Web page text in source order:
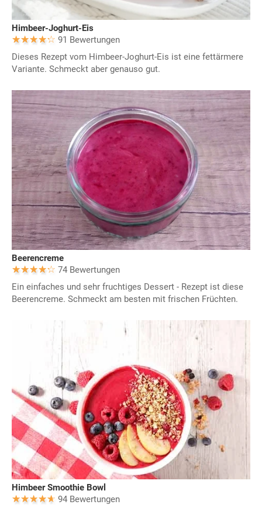
Himbeer-Joghurt-Eis
91 Bewertungen
Dieses Rezept vom Himbeer-Joghurt-Eis ist eine fettärmere
Variante. Schmeckt aber genauso gut.
Beerencreme
74 Bewertungen
Ein einfaches und sehr fruchtiges Dessert - Rezept ist diese
Beerencreme. Schmeckt am besten mit frischen Früchten.
Himbeer Smoothie Bowl
94 Bewertungen